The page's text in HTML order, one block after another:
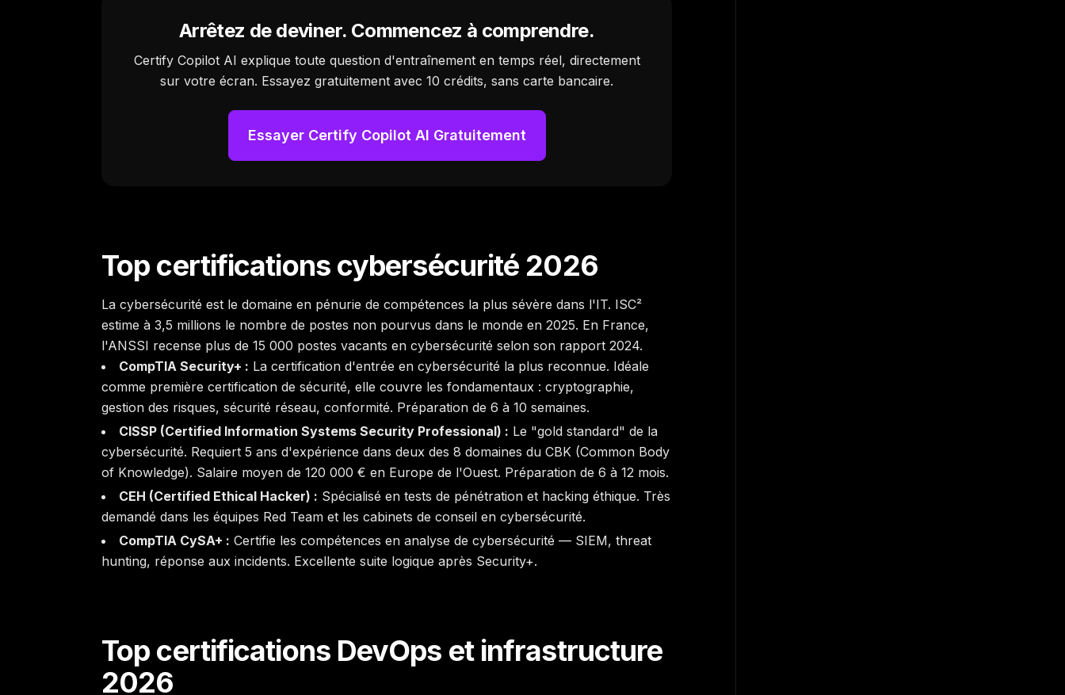
Arrêtez de deviner. Commencez à comprendre.
Certify Copilot AI explique toute question d'entraînement en temps réel, directement
sur votre écran. Essayez gratuitement avec 10 crédits, sans carte bancaire.
Essayer Certify Copilot AI Gratuitement
Top certifications cybersécurité 2026
La cybersécurité est le domaine en pénurie de compétences la plus sévère dans l'IT. ISC²
estime à 3,5 millions le nombre de postes non pourvus dans le monde en 2025. En France,
l'ANSSI recense plus de 15 000 postes vacants en cybersécurité selon son rapport 2024.
CompTIA Security+ : La certification d'entrée en cybersécurité la plus reconnue. Idéale
comme première certification de sécurité, elle couvre les fondamentaux : cryptographie,
gestion des risques, sécurité réseau, conformité. Préparation de 6 à 10 semaines.
CISSP (Certified Information Systems Security Professional) : Le "gold standard" de la
cybersécurité. Requiert 5 ans d'expérience dans deux des 8 domaines du CBK (Common Body
of Knowledge). Salaire moyen de 120 000 € en Europe de l'Ouest. Préparation de 6 à 12 mois.
CEH (Certified Ethical Hacker) : Spécialisé en tests de pénétration et hacking éthique. Très
demandé dans les équipes Red Team et les cabinets de conseil en cybersécurité.
CompTIA CySA+ : Certifie les compétences en analyse de cybersécurité — SIEM, threat
hunting, réponse aux incidents. Excellente suite logique après Security+.
Top certifications DevOps et infrastructure
2026